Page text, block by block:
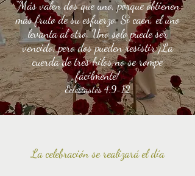
“Más valen dos que uno, porque obtienen
más fruto de su esfuerzo. Si caen, el uno
levanta al otro. Uno solo puede ser
vencido, pero dos pueden resistir ¡La
cuerda de tres hilos no se rompe
fácilmente!
Eclesiastés 4:9-12
Lacelebraciónse realizará el día